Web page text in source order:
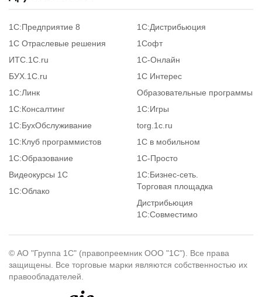
1С:Предприятие 8
1С Отраслевые решения
ИТС.1C.ru
БУХ.1С.ru
1С:Линк
1С:Консалтинг
1С:БухОбслуживание
1С:Клуб программистов
1С:Образование
Видеокурсы 1С
1С:Облако
1С:Дистрибьюция
1Софт
1С-Онлайн
1С Интерес
Образовательные программы
1С:Игры
torg.1c.ru
1С в мобильном
1C-Просто
1С:Бизнес-сеть.
Торговая площадка
Дистрибьюция
1С:Совместимо
© АО "Группа 1С" (правопреемник ООО "1С"). Все права
защищены. Все торговые марки являются собственностью их
правообладателей.